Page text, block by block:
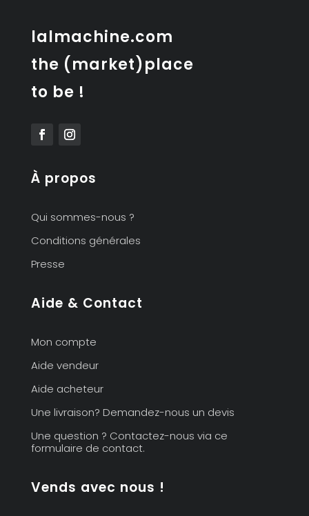
lalmachine.com
the (market)place
to be !
À propos
Qui sommes-nous ?
Conditions générales
Presse
Aide & Contact
Mon compte
Aide vendeur
Aide acheteur
Une livraison? Demandez-nous un devis
Une question ? Contactez-nous via ce
formulaire de contact.
Vends avec nous !